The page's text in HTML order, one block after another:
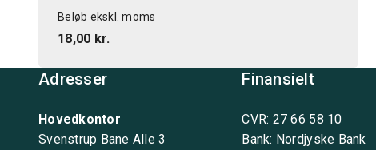
Beløb ekskl. moms
18,00 kr.
Adresser
Hovedkontor
Svenstrup Bane Alle 3
Finansielt
CVR: 27 66 58 10
Bank: Nordjyske Bank